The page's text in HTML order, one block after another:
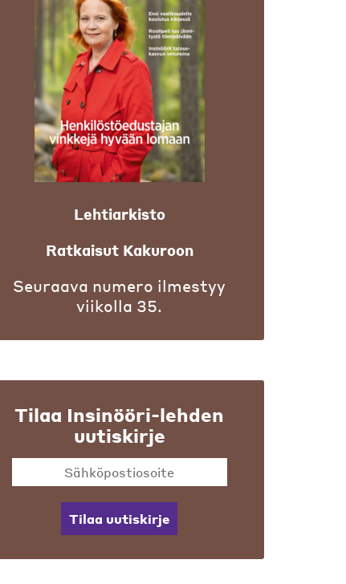
Lehtiarkisto
Ratkaisut Kakuroon
Seuraava numero ilmestyy
viikolla 35.
Tilaa Insinööri-lehden
uutiskirje
Tilaa uutiskirje